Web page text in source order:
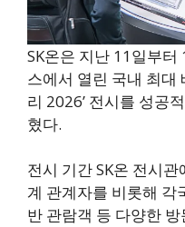
SK온은 지난 11일부
스에서 열린 국내 최대
리 2026’ 전시를 성공
혔다.
전시 기간 SK온 전시
계 관계자를 비롯해 각
반 관람객 등 다양한